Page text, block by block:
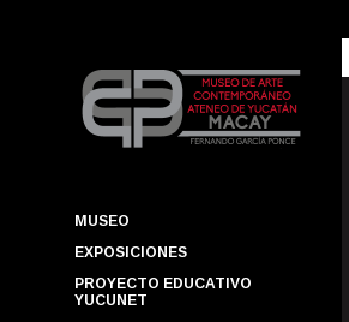
MUSEO
EXPOSICIONES
PROYECTO EDUCATIVO
YUCUNET